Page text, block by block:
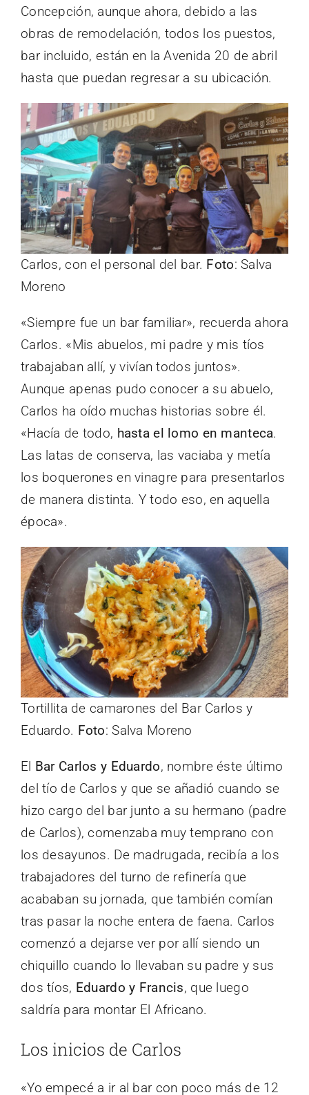
Concepción, aunque ahora, debido a las
obras de remodelación, todos los puestos,
bar incluido, están en la Avenida 20 de abril
hasta que puedan regresar a su ubicación.
Carlos, con el personal del bar. Foto: Salva
Moreno
«Siempre fue un bar familiar», recuerda ahora
Carlos. «Mis abuelos, mi padre y mis tíos
trabajaban allí, y vivían todos juntos».
Aunque apenas pudo conocer a su abuelo,
Carlos ha oído muchas historias sobre él.
«Hacía de todo, hasta el lomo en manteca.
Las latas de conserva, las vaciaba y metía
los boquerones en vinagre para presentarlos
de manera distinta. Y todo eso, en aquella
época».
Tortillita de camarones del Bar Carlos y
Eduardo. Foto: Salva Moreno
El Bar Carlos y Eduardo, nombre éste último
del tío de Carlos y que se añadió cuando se
hizo cargo del bar junto a su hermano (padre
de Carlos), comenzaba muy temprano con
los desayunos. De madrugada, recibía a los
trabajadores del turno de refinería que
acababan su jornada, que también comían
tras pasar la noche entera de faena. Carlos
comenzó a dejarse ver por allí siendo un
chiquillo cuando lo llevaban su padre y sus
dos tíos, Eduardo y Francis, que luego
saldría para montar El Africano.
Los inicios de Carlos
«Yo empecé a ir al bar con poco más de 12